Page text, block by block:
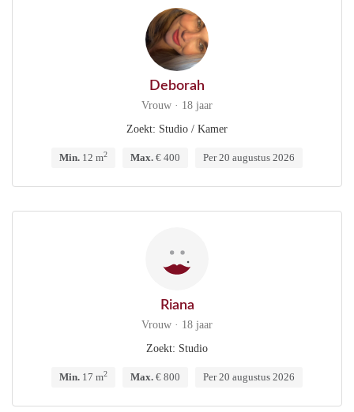
Deborah
Vrouw · 18 jaar
Zoekt: Studio / Kamer
Min. 12 m2 Max. € 400 Per 20 augustus 2026
Riana
Vrouw · 18 jaar
Zoekt: Studio
Min. 17 m2 Max. € 800 Per 20 augustus 2026